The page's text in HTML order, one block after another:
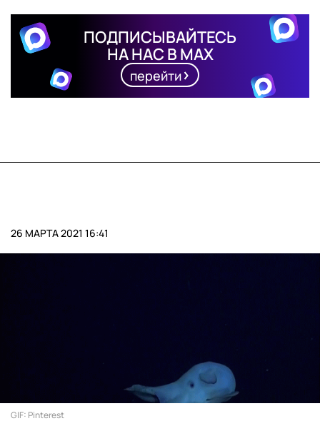
ПОДПИСЫВАЙТЕСЬ
НА НАС В MAX
перейти
26 МАРТА 2021 16:41
GIF: Pinterest